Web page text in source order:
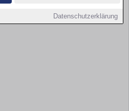
Datenschutzerklärung